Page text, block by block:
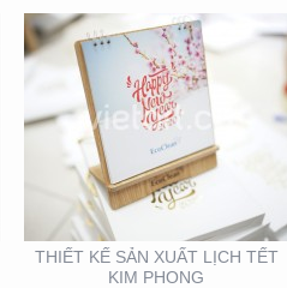
THIẾT KẾ SẢN XUẤT LỊCH TẾT
KIM PHONG
MẪU THIẾT KẾ LỊCH
TẾT